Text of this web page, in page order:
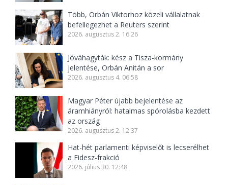
Több, Orbán Viktorhoz közeli vállalatnak
befellegezhet a Reuters szerint
2026. augusztus 2. 16:26
Jóváhagyták: kész a Tisza-kormány
jelentése, Orbán Anitán a sor
2026. augusztus 4. 06:58
Magyar Péter újabb bejelentése az
áramhiányról: hatalmas spórolásba kezdett
az ország
2026. augusztus 2. 12:37
Hat-hét parlamenti képviselőt is lecserélhet
a Fidesz-frakció
2026. július 30. 12:48